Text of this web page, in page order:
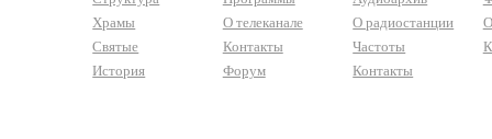
Храмы
Святые
История
О телеканале
Контакты
Форум
О радиостанции
Частоты
Контакты